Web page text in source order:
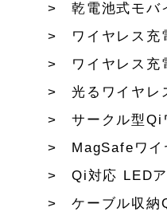
乾電池式モバ
ワイヤレス充
ワイヤレス充
光るワイヤレ
サークル型Qi
MagSafeワイ
Qi対応 LED
ケーブル収納